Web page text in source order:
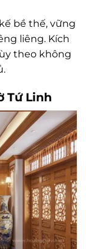
bề thế, vững
liêng. Kích
theo không
Tứ Linh